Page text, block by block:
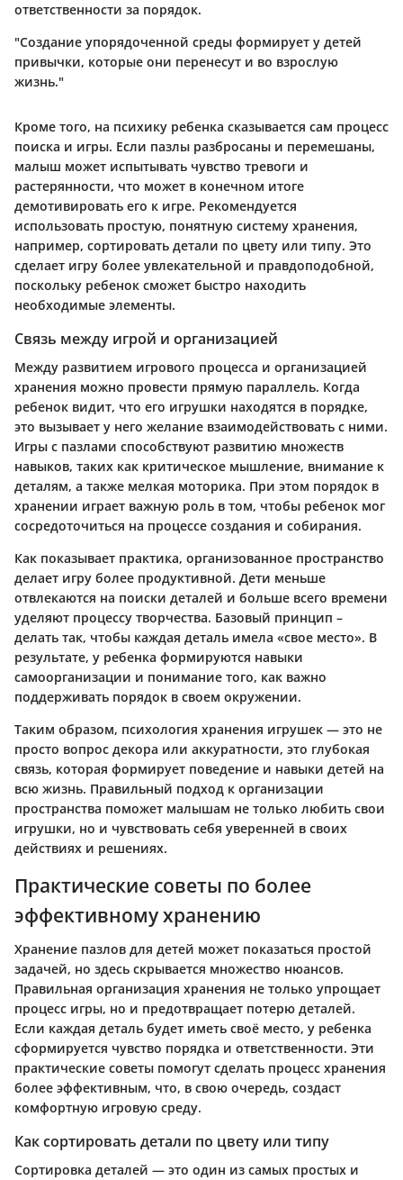
ответственности за порядок.
"Создание упорядоченной среды формирует у детей
привычки, которые они перенесут и во взрослую
жизнь."
Кроме того, на психику ребенка сказывается сам процесс
поиска и игры. Если пазлы разбросаны и перемешаны,
малыш может испытывать чувство тревоги и
растерянности, что может в конечном итоге
демотивировать его к игре. Рекомендуется
использовать простую, понятную систему хранения,
например, сортировать детали по цвету или типу. Это
сделает игру более увлекательной и правдоподобной,
поскольку ребенок сможет быстро находить
необходимые элементы.
Связь между игрой и организацией
Между развитием игрового процесса и организацией
хранения можно провести прямую параллель. Когда
ребенок видит, что его игрушки находятся в порядке,
это вызывает у него желание взаимодействовать с ними.
Игры с пазлами способствуют развитию множеств
навыков, таких как критическое мышление, внимание к
деталям, а также мелкая моторика. При этом порядок в
хранении играет важную роль в том, чтобы ребенок мог
сосредоточиться на процессе создания и собирания.
Как показывает практика, организованное пространство
делает игру более продуктивной. Дети меньше
отвлекаются на поиски деталей и больше всего времени
уделяют процессу творчества. Базовый принцип –
делать так, чтобы каждая деталь имела «свое место». В
результате, у ребенка формируются навыки
самоорганизации и понимание того, как важно
поддерживать порядок в своем окружении.
Таким образом, психология хранения игрушек — это не
просто вопрос декора или аккуратности, это глубокая
связь, которая формирует поведение и навыки детей на
всю жизнь. Правильный подход к организации
пространства поможет малышам не только любить свои
игрушки, но и чувствовать себя уверенней в своих
действиях и решениях.
Практические советы по более
эффективному хранению
Хранение пазлов для детей может показаться простой
задачей, но здесь скрывается множество нюансов.
Правильная организация хранения не только упрощает
процесс игры, но и предотвращает потерю деталей.
Если каждая деталь будет иметь своё место, у ребенка
сформируется чувство порядка и ответственности. Эти
практические советы помогут сделать процесс хранения
более эффективным, что, в свою очередь, создаст
комфортную игровую среду.
Как сортировать детали по цвету или типу
Сортировка деталей — это один из самых простых и